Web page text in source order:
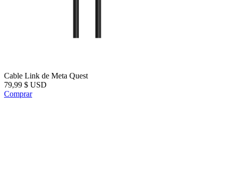
Cable Link de Meta Quest
79,99 $ USD
Comprar